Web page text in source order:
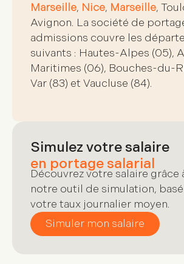
Marseille, Nice, Marseille,
Avignon. La société de
admissions couvre les
suivants : Hautes-Alpes (05),
Maritimes (06), Bouches-du-
Var (83) et Vaucluse (84).
Simulez votre salaire
en portage salarial
Découvrez votre salaire grâce
notre outil de simulation,
votre taux journalier moyen.
Simuler mon salaire